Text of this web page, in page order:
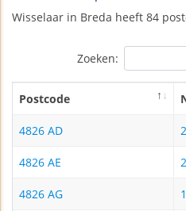
Wisselaar in Breda heeft 84
Zoeken:
Postcode
4826 AD
4826 AE
4826 AG